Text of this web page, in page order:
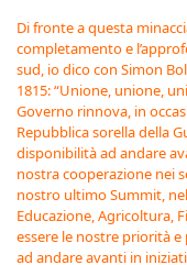
Di fronte a questa
completamento e
sud, io dico con Simon
1815: “Unione, unione,
Governo rinnova, in
Repubblica sorella della
disponibilità ad andare
nostra cooperazione nei
nostro ultimo Summit,
Educazione, Agricoltura,
essere le nostre priorità
ad andare avanti in